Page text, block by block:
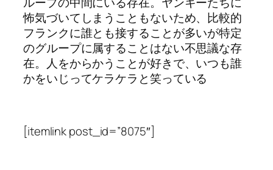
怖気づいてしまうこともないため、比較的
フランクに誰とも接することが多いが特定
のグループに属することはない不思議な存
在。人をからかうことが好きで、いつも誰
かをいじってケラケラと笑っている
[itemlink post_id=”8075″]